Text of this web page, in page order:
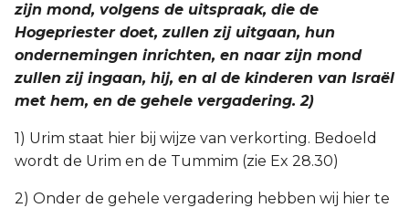
zijn mond, volgens de uitspraak, die de
Hogepriester doet, zullen zij uitgaan, hun
ondernemingen inrichten, en naar zijn mond
zullen zij ingaan, hij, en al de kinderen van Israël
met hem, en de gehele vergadering. 2)
1) Urim staat hier bij wijze van verkorting. Bedoeld
wordt de Urim en de Tummim (zie Ex 28.30)
2) Onder de gehele vergadering hebben wij hier te